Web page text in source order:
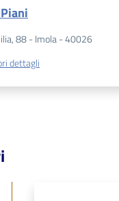
88 - Imola - 40026
dettagli